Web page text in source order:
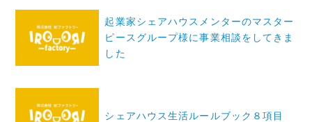
投
起業家シェアハウスメンターのマスター
ピースグループ様に事業相談をしてきま
した
シェアハウス生活ルールブック８項目